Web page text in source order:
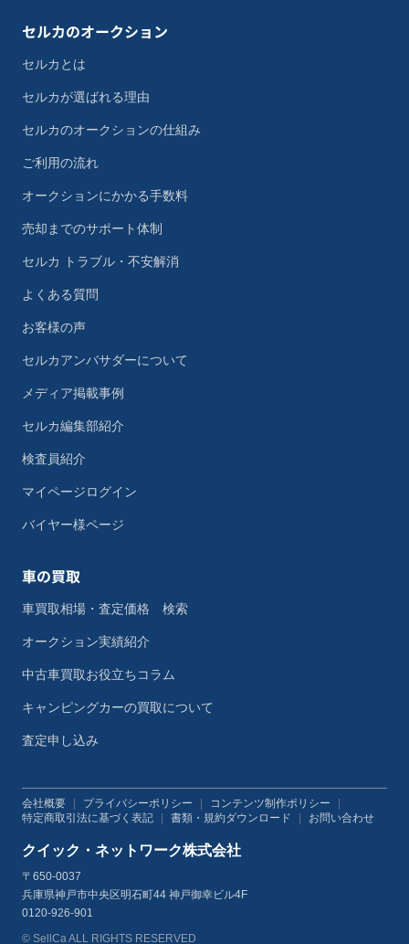
セルカのオークション
セルカとは
セルカが選ばれる理由
セルカのオークションの仕組み
ご利用の流れ
オークションにかかる手数料
売却までのサポート体制
セルカ トラブル・不安解消
よくある質問
お客様の声
セルカアンバサダーについて
メディア掲載事例
セルカ編集部紹介
検査員紹介
マイページログイン
バイヤー様ページ
車の買取
車買取相場・査定価格 検索
オークション実績紹介
中古車買取お役立ちコラム
キャンピングカーの買取について
査定申し込み
会社概要 プライバシーポリシー コンテンツ制作ポリシー
特定商取引法に基づく表記
書類・規約ダウンロード お問い合わせ
クイック・ネットワーク株式会社
〒650-0037
兵庫県神戸市中央区明石町44 神戸御幸ビル4F
0120-926-901
© SellCa ALL RIGHTS RESERVED